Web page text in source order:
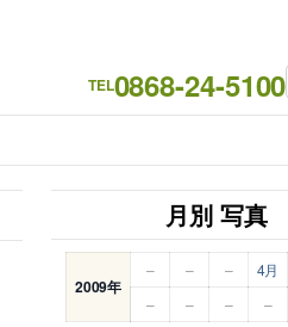
TEL0868-24-5100
月別 写真
2009年
– – – 4月
–
– – –